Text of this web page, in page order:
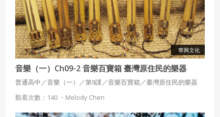
華興文化
音樂（一）Ch09-2 音樂百寶箱 臺灣原住民的樂器
普通高中／音樂（一）／第9課／音樂百寶箱／臺灣原住民的樂器
觀看次數：140 ・ Melody Chen